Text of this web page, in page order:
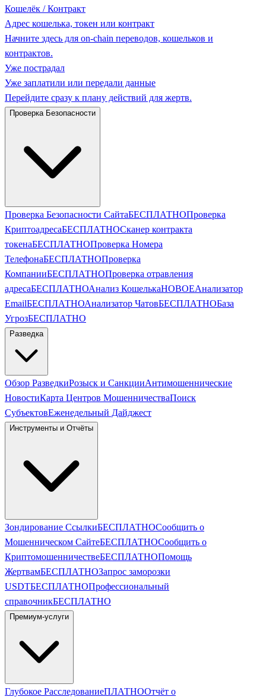
Кошелёк / Контракт
Адрес кошелька, токен или контракт
Начните здесь для on-chain переводов, кошельков и
контрактов.
Уже пострадал
Уже заплатили или передали данные
Перейдите сразу к плану действий для жертв.
Проверка Безопасности
Проверка Безопасности СайтаБЕСПЛАТНОПроверка
КриптоадресаБЕСПЛАТНОСканер контракта
токенаБЕСПЛАТНОПроверка Номера
ТелефонаБЕСПЛАТНОПроверка
КомпанииБЕСПЛАТНОПроверка отравления
адресаБЕСПЛАТНОАнализ КошелькаНОВОЕАнализатор
EmailБЕСПЛАТНОАнализатор ЧатовБЕСПЛАТНОБаза
УгрозБЕСПЛАТНО
Разведка
Обзор РазведкиРозыск и СанкцииАнтимошеннические
НовостиКарта Центров МошенничестваПоиск
СубъектовЕженедельный Дайджест
Инструменты и Отчёты
Зондирование СсылкиБЕСПЛАТНОСообщить о
Мошенническом СайтеБЕСПЛАТНОСообщить о
КриптомошенничествеБЕСПЛАТНОПомощь
ЖертвамБЕСПЛАТНОЗапрос заморозки
USDTБЕСПЛАТНОПрофессиональный
справочникБЕСПЛАТНО
Премиум-услуги
Глубокое РасследованиеПЛАТНООтчёт о